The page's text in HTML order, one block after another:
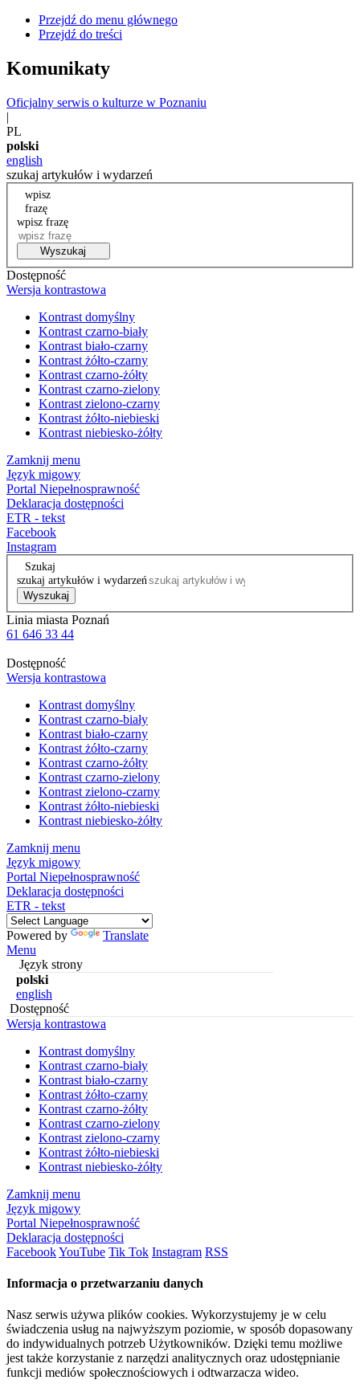
Przejdź do menu głównego
Przejdź do treści
Komunikaty
Oficjalny serwis o kulturze w Poznaniu
|
PL
polski
english
szukaj artykułów i wydarzeń
wpisz
frazę
wpisz frazę
Wyszukaj
Dostępność
Wersja kontrastowa
Kontrast domyślny
Kontrast czarno-biały
Kontrast biało-czarny
Kontrast żółto-czarny
Kontrast czarno-żółty
Kontrast czarno-zielony
Kontrast zielono-czarny
Kontrast żółto-niebieski
Kontrast niebiesko-żółty
Zamknij menu
Język migowy
Portal Niepełnosprawność
Deklaracja dostępności
ETR - tekst
Facebook
Instagram
Szukaj
szukaj artykułów i wydarzeń
Wyszukaj
Linia miasta Poznań
61 646 33 44
Dostępność
Wersja kontrastowa
Kontrast domyślny
Kontrast czarno-biały
Kontrast biało-czarny
Kontrast żółto-czarny
Kontrast czarno-żółty
Kontrast czarno-zielony
Kontrast zielono-czarny
Kontrast żółto-niebieski
Kontrast niebiesko-żółty
Zamknij menu
Język migowy
Portal Niepełnosprawność
Deklaracja dostępności
ETR - tekst
Powered by
Translate
Menu
Język strony
polski
english
Dostępność
Wersja kontrastowa
Kontrast domyślny
Kontrast czarno-biały
Kontrast biało-czarny
Kontrast żółto-czarny
Kontrast czarno-żółty
Kontrast czarno-zielony
Kontrast zielono-czarny
Kontrast żółto-niebieski
Kontrast niebiesko-żółty
Zamknij menu
Język migowy
Portal Niepełnosprawność
Deklaracja dostępności
FacebookYouTube Tik Tok Instagram RSS
Informacja o przetwarzaniu danych
Nasz serwis używa plików cookies. Wykorzystujemy je w celu
świadczenia usług na najwyższym poziomie, w sposób dopasowany
do indywidualnych potrzeb Użytkowników. Dzięki temu możliwe
jest także korzystanie z narzędzi analitycznych oraz udostępnianie
funkcji mediów społecznościowych i odtwarzacza wideo.